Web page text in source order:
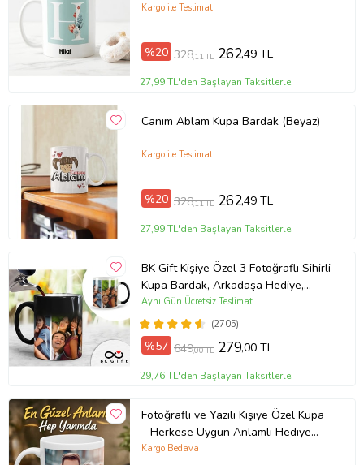
Kargo ile Teslimat
%20 328,11 TL 262,49 TL
27,99 TL'den Başlayan Taksitlerle
Canım Ablam Kupa Bardak (Beyaz)
Kargo ile Teslimat
%20 328,11 TL 262,49 TL
27,99 TL'den Başlayan Taksitlerle
BK Gift Kişiye Özel 3 Fotoğraflı Sihirli
Kupa Bardak, Arkadaşa Hediye,
Sevgiliye Hediye
(2705)
Aynı Gün Ücretsiz Teslimat
%57 649,00 TL 279,00 TL
29,76 TL'den Başlayan Taksitlerle
Fotoğraflı ve Yazılı Kişiye Özel Kupa
– Herkese Uygun Anlamlı Hediye
Porselen Baskılı Kupa (Beyaz)
Kargo Bedava